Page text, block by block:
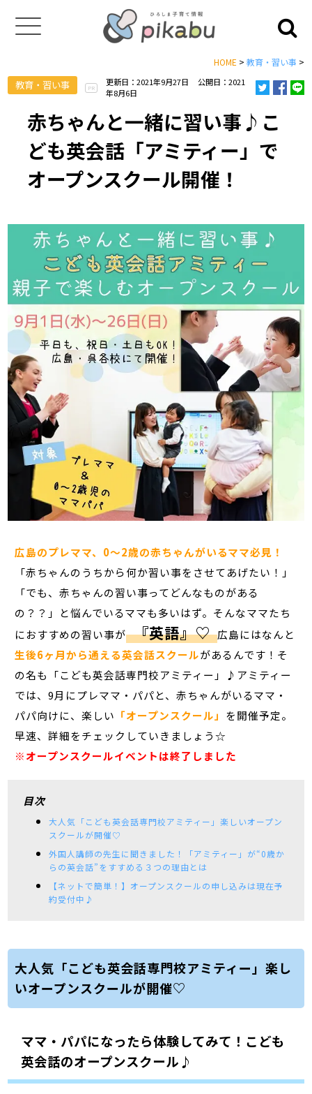
HOME > 教育・習い事 >
教育・習い事 PR
更新日：2021年9月27日
公開日：2021
年8月6日
赤ちゃんと一緒に習い事♪こ
ども英会話「アミティー」で
オープンスクール開催！
広島のプレママ、0～2歳の赤ちゃんがいるママ必見！
「赤ちゃんのうちから何か習い事をさせてあげたい！」
「でも、赤ちゃんの習い事ってどんなものがある
の？？」と悩んでいるママも多いはず。そんなママたち
におすすめの習い事が 『英語』♡ 広島にはなんと
生後6ヶ月から通える英会話スクールがあるんです！そ
の名も「こども英会話専門校アミティー」♪アミティー
では、9月にプレママ・パパと、赤ちゃんがいるママ・
パパ向けに、楽しい 「オープンスクール」 を開催予定。
早速、詳細をチェックしていきましょう☆
※オープンスクールイベントは終了しました
目次
大人気「こども英会話専門校アミティー」楽しいオープン
スクールが開催♡
外国人講師の先生に聞きました！「アミティー」が“0歳か
らの英会話”をすすめる３つの理由とは
【ネットで簡単！】オープンスクールの申し込みは現在予
約受付中♪
大人気「こども英会話専門校アミティー」楽し
いオープンスクールが開催♡
ママ・パパになったら体験してみて！ こども
英会話のオープンスクール♪